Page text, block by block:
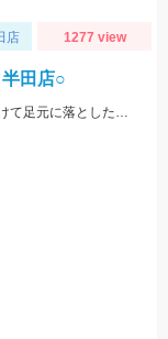
店 1277 view
田店○
Tulino 『ちょこ釣り仕掛けセット』に石ゴカイを付けて足元に落としたらヒット！